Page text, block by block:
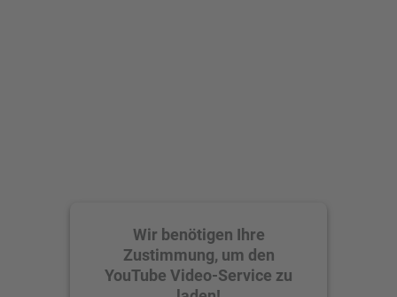
Wir benötigen Ihre
Zustimmung, um den
YouTube Video-Service zu